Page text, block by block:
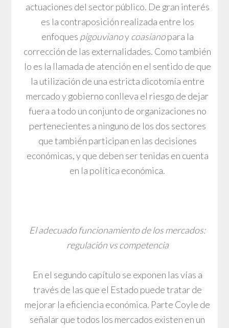
actuaciones del sector público. De gran interés
es la contraposición realizada entre los
enfoques pigouvianoycoasianopara la
corrección de las externalidades. Como también
lo es la llamada de atención en el sentido de que
la utilización de una estricta dicotomía entre
mercado y gobierno conlleva el riesgo de dejar
fuera a todo un conjunto de organizaciones no
pertenecientes a ninguno de los dos sectores
que también participan en las decisiones
económicas, y que deben ser tenidas en cuenta
en la política económica.
El adecuado funcionamiento de los mercados:
regulación vs competencia
En el segundo capítulo se exponen las vías a
través de las que el Estado puede tratar de
mejorar la eficiencia económica. Parte Coyle de
señalar que todos los mercados existen en un